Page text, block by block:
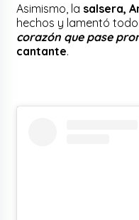
Asimismo, la salsera,
hechos y lamentó
corazón que pase
cantante.